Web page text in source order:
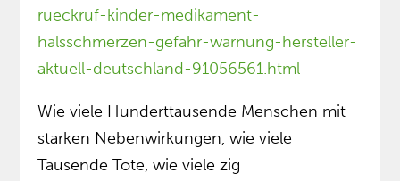
rueckruf-kinder-medikament-
halsschmerzen-gefahr-warnung-hersteller-
aktuell-deutschland-91056561.html
Wie viele Hunderttausende Menschen mit
starken Nebenwirkungen, wie viele
Tausende Tote, wie viele zig